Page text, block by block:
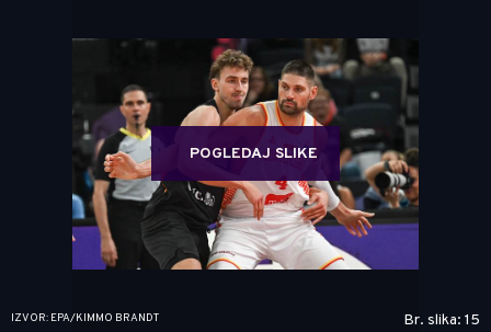
POGLEDAJ SLIKE
IZVOR: EPA/KIMMO BRANDT Br. slika: 15